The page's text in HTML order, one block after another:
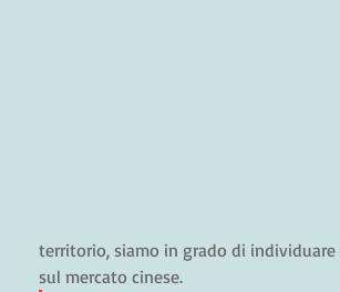
territorio, siamo in grado di
sul mercato cinese.